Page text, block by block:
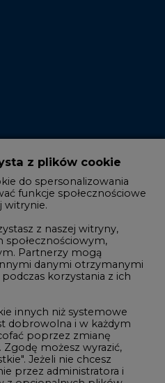
z plików cookie
do spersonalizowania
funkcje społecznościowe
witrynie.
z naszej witryny,
Partnerzy mogą
danymi otrzymanymi
korzystania z ich
innych niż systemowe
dobrowolna i w każdym
poprzez zmianę
możesz wyrazić,
Jeżeli nie chcesz
przez administratora i